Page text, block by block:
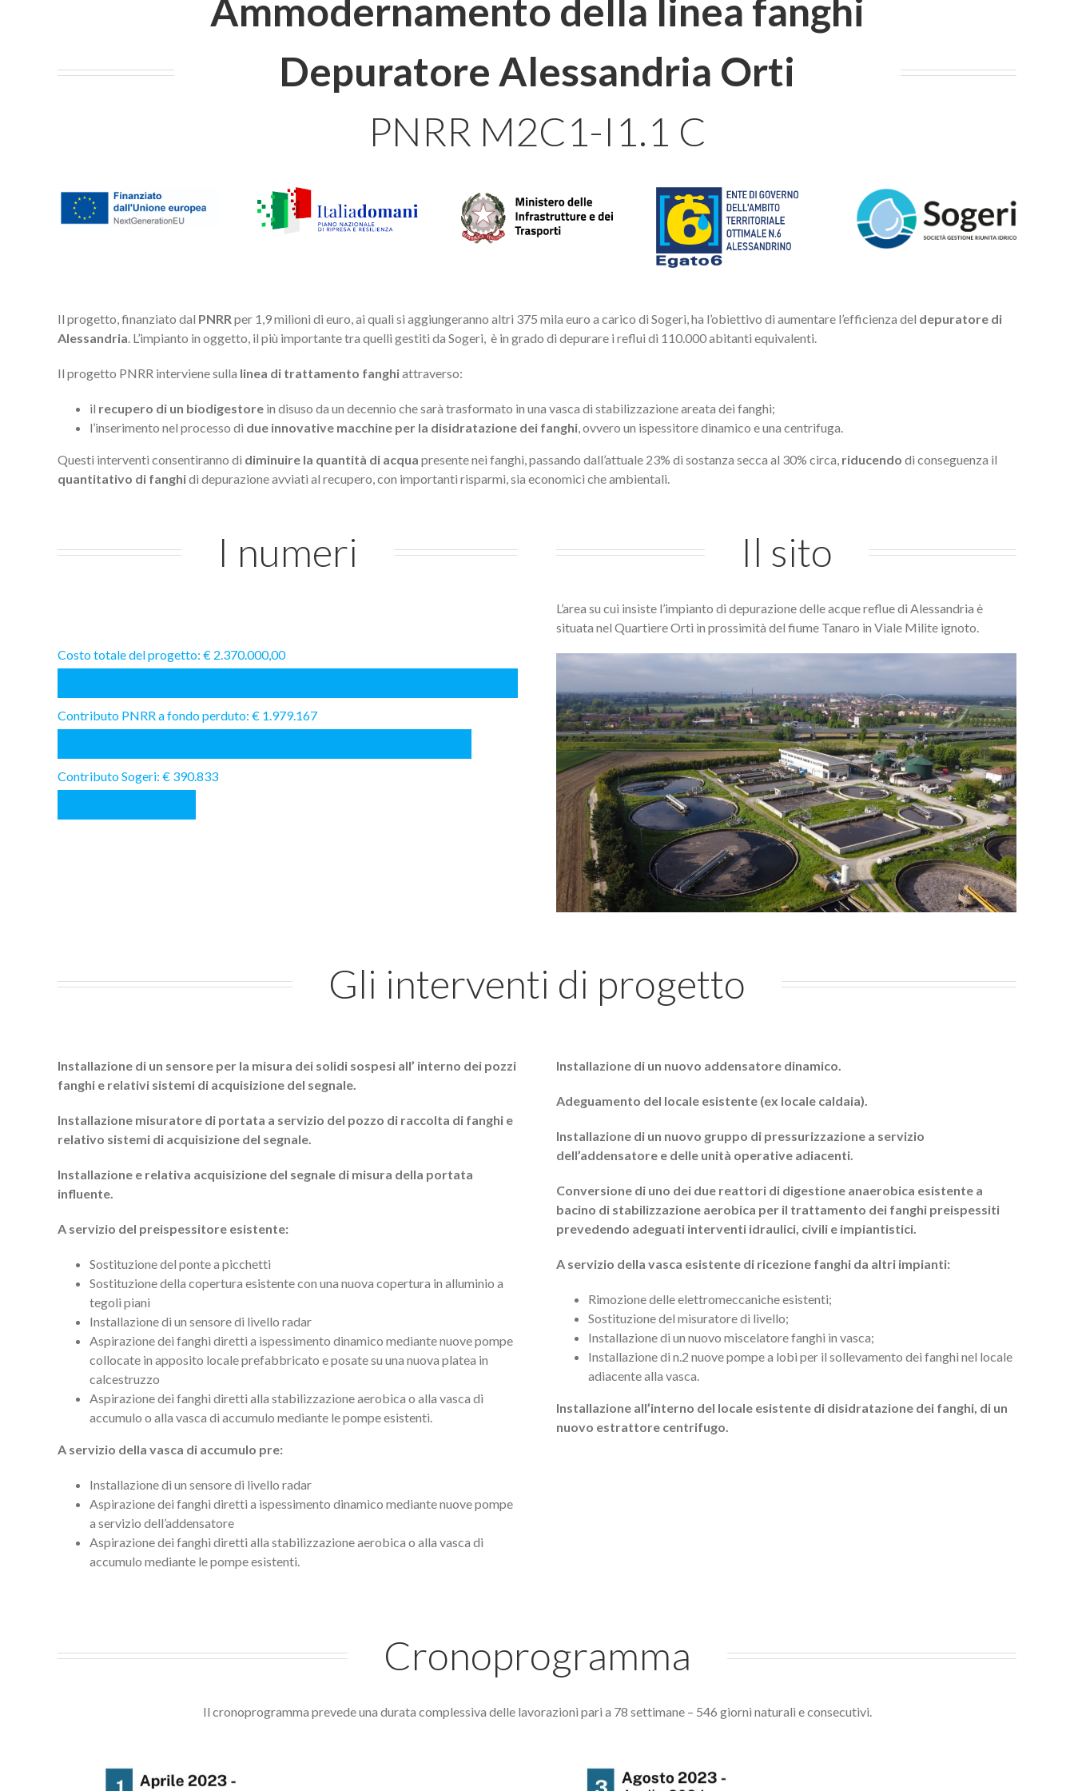
Ammodernamento della linea fanghi
Depuratore Alessandria Orti
PNRR M2C1-I1.1 C
Il progetto, finanziato dal PNRR per 1,9 milioni di euro, ai quali si aggiungeranno altri 375 mila euro a carico di Sogeri, ha l’obiettivo di aumentare l’efficienza del depuratore di
Alessandria L’impianto in oggetto, il più importante tra quelli gestiti da Sogeri , è in grado di depurare i reflui di 110.000 abitanti equivalenti.
Il progetto PNRR interviene sulla linea di trattamento fanghiattraverso:
il recupero di un biodigestore in disuso da un decennio che sarà trasformato in una vasca di stabilizzazione areata dei fanghi;
l’inserimento nel processo di due innovative macchine per la disidratazione dei fanghi , ovvero un ispessitore dinamico e una centrifuga.
Questi interventi consentiranno di diminuire la quantità di acqua presente nei fanghi, passando dall’attuale 23% di sostanza secca al 30% circa, riducendo di conseguenza il
quantitativo di fanghidi depurazione avviati al recupero, con importanti risparmi, sia economici che ambientali.
I numeri
Costo totale del progetto: € 2.370.000,00
Contributo PNRR a fondo perduto: € 1.979.167
Contributo Sogeri: € 390.833
Il sito
L’area su cui insiste l’impianto di depurazione delle acque reflue di Alessandria è
situata nel Quartiere Orti in prossimità del fiume Tanaro in Viale Milite ignoto.
Gli interventi di progetto
Installazione di un sensore per la misura dei solidi sospesi all’ interno dei pozzi
fanghi e relativi sistemi di acquisizione del segnale.
Installazione misuratore di portata a servizio del pozzo di raccolta di fanghi e
relativo sistemi di acquisizione del segnale.
Installazione e relativa acquisizione del segnale di misura della portata
influente.
A servizio del preispessitore esistente:
Sostituzione del ponte a picchetti
Sostituzione della copertura esistente con una nuova copertura in alluminio a
tegoli piani
Installazione di un sensore di livello radar
Aspirazione dei fanghi diretti a ispessimento dinamico mediante nuove pompe
collocate in apposito locale prefabbricato e posate su una nuova platea in
calcestruzzo
Aspirazione dei fanghi diretti alla stabilizzazione aerobica o alla vasca di
accumulo o alla vasca di accumulo mediante le pompe esistenti.
A servizio della vasca di accumulo pre:
Installazione di un sensore di livello radar
Aspirazione dei fanghi diretti a ispessimento dinamico mediante nuove pompe
a servizio dell’addensatore
Aspirazione dei fanghi diretti alla stabilizzazione aerobica o alla vasca di
accumulo mediante le pompe esistenti.
Installazione di un nuovo addensatore dinamico.
Adeguamento del locale esistente (ex locale caldaia).
Installazione di un nuovo gruppo di pressurizzazione a servizio
dell’addensatore e delle unità operative adiacenti.
Conversione di uno dei due reattori di digestione anaerobica esistente a
bacino di stabilizzazione aerobica per il trattamento dei fanghi preispessiti
prevedendo adeguati interventi idraulici, civili e impiantistici.
A servizio della vasca esistente di ricezione fanghi da altri impianti:
Rimozione delle elettromeccaniche esistenti;
Sostituzione del misuratore di livello;
Installazione di un nuovo miscelatore fanghi in vasca;
Installazione di n.2 nuove pompe a lobi per il sollevamento dei fanghi nel locale
adiacente alla vasca.
Installazione all’interno del locale esistente di disidratazione dei fanghi, di un
nuovo estrattore centrifugo.
Cronoprogramma
Il cronoprogramma prevede una durata complessiva delle lavorazioni pari a 78 settimane – 546 giorni naturali e consecutivi.